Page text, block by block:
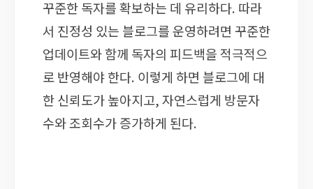
꾸준한 독자를 확보하는 데 유리하다. 따라
서 진정성 있는 블로그를 운영하려면 꾸준한
업데이트와 함께 독자의 피드백을 적극적으
로 반영해야 한다. 이렇게 하면 블로그에 대
한 신뢰도가 높아지고, 자연스럽게 방문자
수와 조회수가 증가하게 된다.